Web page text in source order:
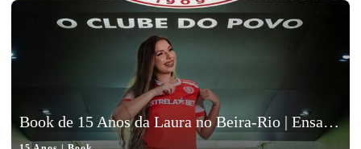
Book de 15 Anos da Laura no Beira-Rio | Ensaio Fotográfico em Porto Alegre